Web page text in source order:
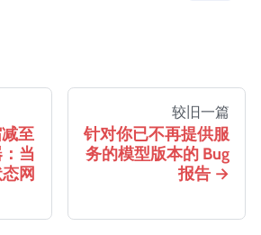
至
当
网
较旧一篇
针对你已不再提供服
务的模型版本的 Bug
报告